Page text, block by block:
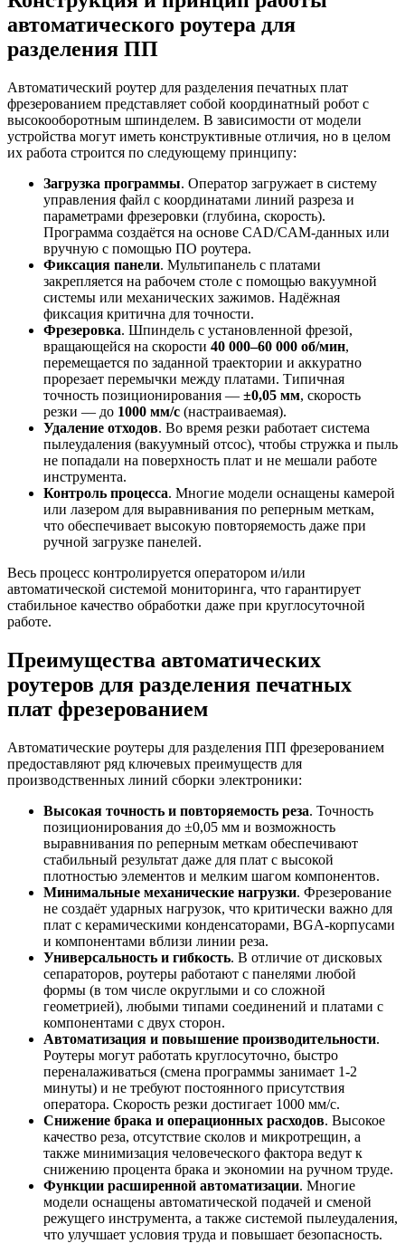
автоматического роутера для
разделения ПП
Автоматический роутер для разделения печатных плат
фрезерованием представляет собой координатный робот с
высокооборотным шпинделем. В зависимости от модели
устройства могут иметь конструктивные отличия, но в целом
их работа строится по следующему принципу:
Загрузка программы. Оператор загружает в систему
управления файл с координатами линий разреза и
параметрами фрезеровки (глубина, скорость).
Программа создаётся на основе CAD/CAM-данных или
вручную с помощью ПО роутера.
Фиксация панели. Мультипанель с платами
закрепляется на рабочем столе с помощью вакуумной
системы или механических зажимов. Надёжная
фиксация критична для точности.
Фрезеровка. Шпиндель с установленной фрезой,
вращающейся на скорости 40 000–60 000 об/мин,
перемещается по заданной траектории и аккуратно
прорезает перемычки между платами. Типичная
точность позиционирования — ±0,05 мм, скорость
резки — до 1000 мм/с (настраиваемая).
Удаление отходов. Во время резки работает система
пылеудаления (вакуумный отсос), чтобы стружка и пыль
не попадали на поверхность плат и не мешали работе
инструмента.
Контроль процесса. Многие модели оснащены камерой
или лазером для выравнивания по реперным меткам,
что обеспечивает высокую повторяемость даже при
ручной загрузке панелей.
Весь процесс контролируется оператором и/или
автоматической системой мониторинга, что гарантирует
стабильное качество обработки даже при круглосуточной
работе.
Преимущества автоматических
роутеров для разделения печатных
плат фрезерованием
Автоматические роутеры для разделения ПП фрезерованием
предоставляют ряд ключевых преимуществ для
производственных линий сборки электроники:
Высокая точность и повторяемость реза. Точность
позиционирования до ±0,05 мм и возможность
выравнивания по реперным меткам обеспечивают
стабильный результат даже для плат с высокой
плотностью элементов и мелким шагом компонентов.
Минимальные механические нагрузки. Фрезерование
не создаёт ударных нагрузок, что критически важно для
плат с керамическими конденсаторами, BGA-корпусами
и компонентами вблизи линии реза.
Универсальность и гибкость. В отличие от дисковых
сепараторов, роутеры работают с панелями любой
формы (в том числе округлыми и со сложной
геометрией), любыми типами соединений и платами с
компонентами с двух сторон.
Автоматизация и повышение производительности.
Роутеры могут работать круглосуточно, быстро
переналаживаться (смена программы занимает 1-2
минуты) и не требуют постоянного присутствия
оператора. Скорость резки достигает 1000 мм/с.
Снижение брака и операционных расходов. Высокое
качество реза, отсутствие сколов и микротрещин, а
также минимизация человеческого фактора ведут к
снижению процента брака и экономии на ручном труде.
Функции расширенной автоматизации. Многие
модели оснащены автоматической подачей и сменой
режущего инструмента, а также системой пылеудаления,
что улучшает условия труда и повышает безопасность.